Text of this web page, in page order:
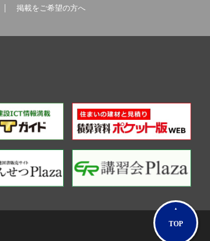
掲載をご希望の方へ
TOP